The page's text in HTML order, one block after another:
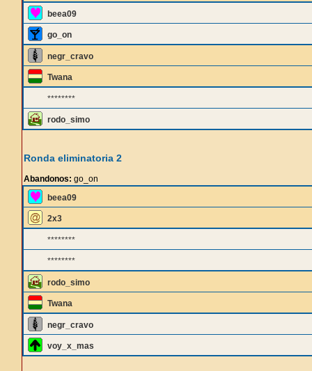
beea09
go_on
negr_cravo
Twana
********
rodo_simo
Ronda eliminatoria 2
Abandonos: go_on
beea09
2x3
********
********
rodo_simo
Twana
negr_cravo
voy_x_mas